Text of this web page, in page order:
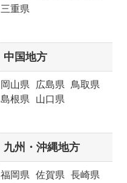
三重県
中国地方
岡山県 広島県
鳥取県
島根県
山口県
九州・沖縄地方
福岡県 佐賀県
長崎県